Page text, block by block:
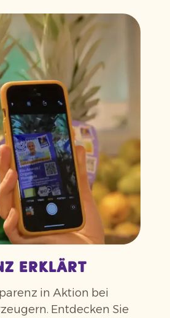
erklärt
in Aktion bei
Entdecken Sie